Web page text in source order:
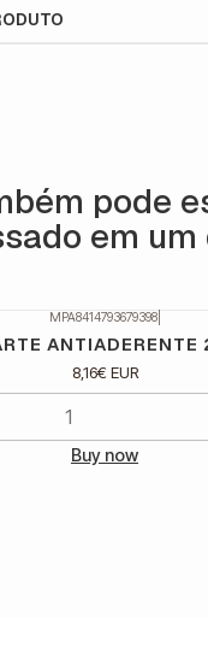
pode
em
MPA8414793679398|
8,16€ EUR
Buy now